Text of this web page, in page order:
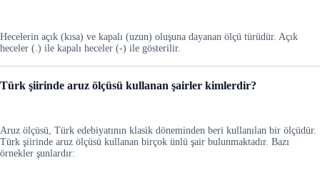
Hecelerin açık (kısa) ve kapalı (uzun) oluşuna dayanan ölçü türüdür. Açık
heceler (.) ile kapalı heceler (-) ile gösterilir.
Türk şiirinde aruz ölçüsü kullanan şairler kimlerdir?
Aruz ölçüsü, Türk edebiyatının klasik döneminden beri kullanılan bir ölçüdür.
Türk şiirinde aruz ölçüsü kullanan birçok ünlü şair bulunmaktadır. Bazı
örnekler şunlardır: